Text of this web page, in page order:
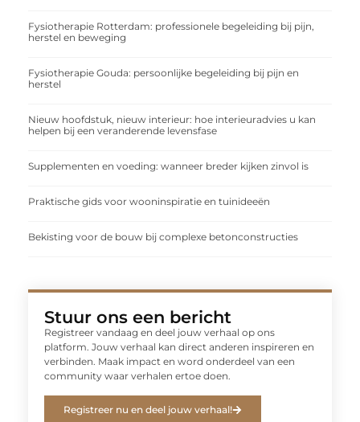
Fysiotherapie Rotterdam: professionele begeleiding bij pijn,
herstel en beweging
Fysiotherapie Gouda: persoonlijke begeleiding bij pijn en
herstel
Nieuw hoofdstuk, nieuw interieur: hoe interieuradvies u kan
helpen bij een veranderende levensfase
Supplementen en voeding: wanneer breder kijken zinvol is
Praktische gids voor wooninspiratie en tuinideeën
Bekisting voor de bouw bij complexe betonconstructies
Stuur ons een bericht
Registreer vandaag en deel jouw verhaal op ons
platform. Jouw verhaal kan direct anderen inspireren en
verbinden. Maak impact en word onderdeel van een
community waar verhalen ertoe doen.
Registreer nu en deel jouw verhaal!